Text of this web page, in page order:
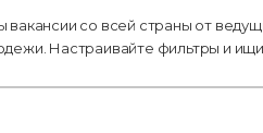
вакансии со всей страны от
Настраивайте фильтры и